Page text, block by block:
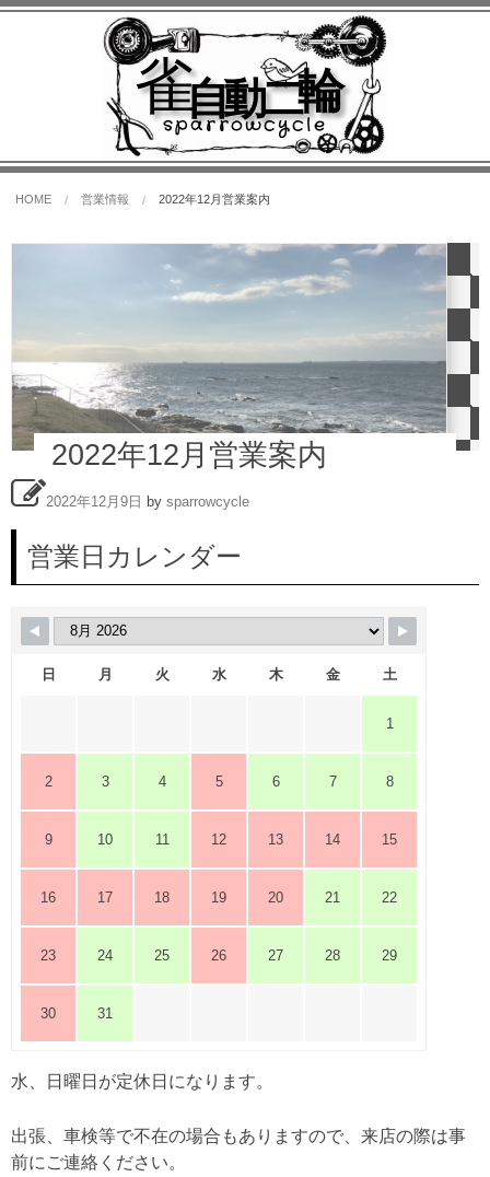
雀自動二輪
sparrowcycle
HOME 営業情報 2022年12月営業案内
2022年12月営業案内
2022年12月9日 by sparrowcycle
営業日カレンダー
日 月 火 水 木 金 土
1
2 3 4 5 6 7 8
9 10 11 12 13 14 15
16 17 18 19 20 21 22
23 24 25 26 27 28 29
30 31
水、日曜日が定休日になります。
出張、車検等で不在の場合もありますので、来店の際は事
前にご連絡ください。